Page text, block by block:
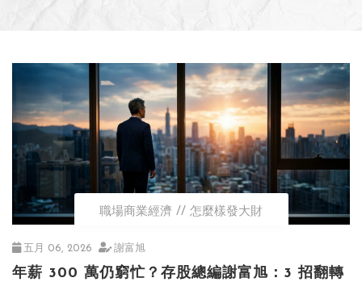
創造美好生活
職場商業經濟
影片專區
關於我們
職場商業經濟 怎麼樣發大財
五月 06, 2026 謝富旭
年薪 300 萬仍窮忙？存股總編謝富旭：3 招翻轉